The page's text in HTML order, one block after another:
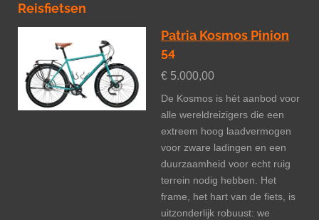
Reisfietsen
Patria Kosmos Pinion
54
€ 5.000,00
De Kosmos is hét aanbod voor
alle wereldreizigers die een
extreem hoog laadvermogen
voor zware ladingen en een
duurzaamheid voor echt ruig
terrein nodig hebben. Het
frame, het hart van de fiets, is
uitzonderlijk robuust: we